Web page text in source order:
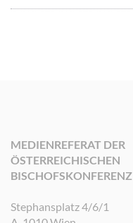
MEDIENREFERAT DER
ÖSTERREICHISCHEN
BISCHOFSKONFERENZ
Stephansplatz 4/6/1